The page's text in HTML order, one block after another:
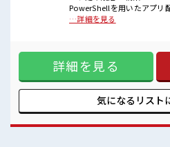
安心してお仕事に集中♪
残業はほとんどありません！
PowerShellを用いたアプリ
境の推進既存:ADでの管理
応の可能性あり ■お仕事PR ≪経験者活躍中≫ これまでの経験
を活かしませんか？ ブラン
っとだけ…という方もOK！
とんどナシ！ 場合によっ
週休2日制≫ 週末は家族や
≪自分に合った期間で働け
ッカーあり！ 安心してお仕
…詳細を見る
詳細を見る
気になるリスト